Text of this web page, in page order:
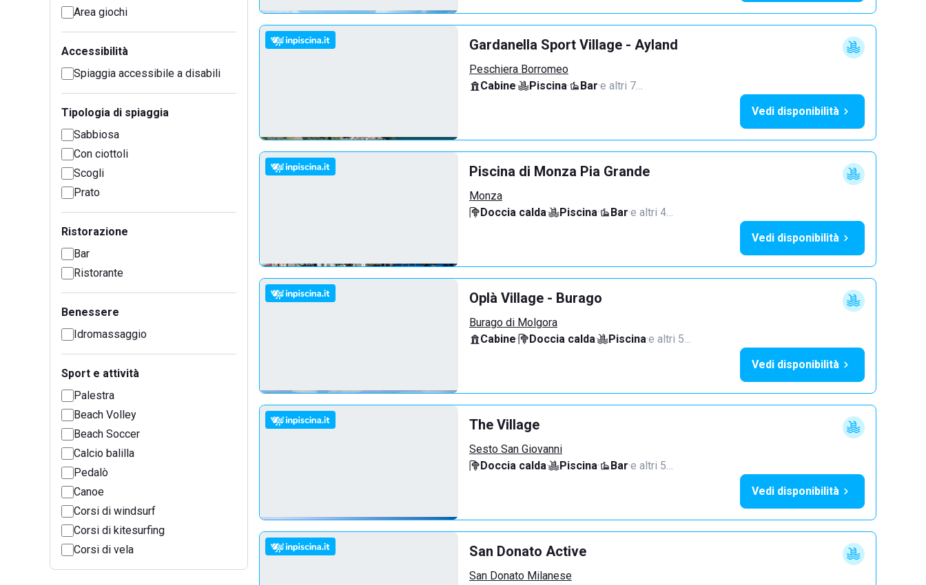
Area giochi
Accessibilità
Spiaggia accessibile a disabili
Tipologia di spiaggia
Sabbiosa
Con ciottoli
Scogli
Prato
Ristorazione
Bar
Ristorante
Benessere
Idromassaggio
Sport e attività
Palestra
Beach Volley
Beach Soccer
Calcio balilla
Pedalò
Canoe
Corsi di windsurf
Corsi di kitesurfing
Corsi di vela
Gardanella Sport Village - Ayland
Peschiera Borromeo
Cabine· Piscina· Bar·e altri 7…
Vedi disponibilità
Piscina di Monza Pia Grande
Monza
Doccia calda· Piscina· Bar·e altri 4…
Vedi disponibilità
Oplà Village - Burago
Burago di Molgora
Cabine· Doccia calda· Piscina·e altri 5…
Vedi disponibilità
The Village
Sesto San Giovanni
Doccia calda· Piscina· Bar·e altri 5…
Vedi disponibilità
San Donato Active
San Donato Milanese